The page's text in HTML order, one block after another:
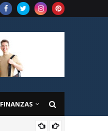
FINANZAS